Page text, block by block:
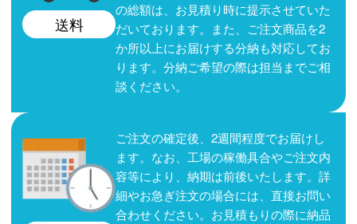
送料
の総額は、お見積り時に提示させていた
だいております。また、ご注文商品を2
か所以上にお届けする分納も対応してお
ります。分納ご希望の際は担当までご相
談ください。
ご注文の確定後、2週間程度でお届けし
ます。なお、工場の稼働具合やご注文内
容等により、納期は前後いたします。詳
細やお急ぎ注文の場合には、直接お問い
合わせください。お見積もりの際に納品